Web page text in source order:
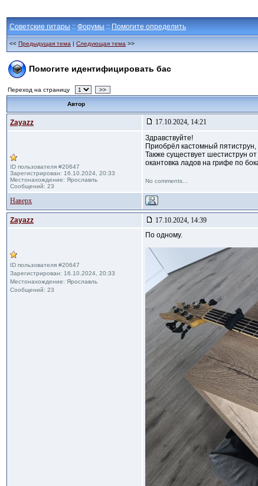
Советские гитары :: Форумы :: Помогите определить
<< Предыдущая тема | Следующая тема >>
Помогите идентифицировать бас
Переход на страницу >>
Автор
Zayazz 17.10.2024, 14:21
ID пользователя #20647
Зарегистрирован: 16.10.2024, 20:33
Местонахождение: Ярославль
Сообщений: 23
Здравствуйте!
Приобрёл кастомный
Также существует шестиструн
окантовка ладов на грифе по
No comments...
Наверх
Zayazz 17.10.2024, 14:39
ID пользователя #20647
Зарегистрирован: 16.10.2024, 20:33
Местонахождение: Ярославль
Сообщений: 23
По одному.